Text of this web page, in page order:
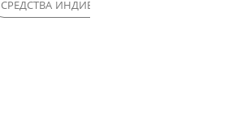
СРЕДСТВА ИНДИВИДУАЛЬНОЙ ЗАЩИТЫ